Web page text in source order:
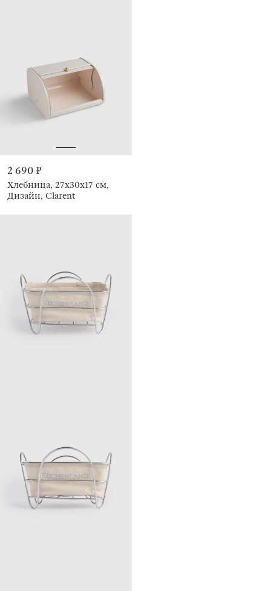
2 690 ₽
Хлебница, 27х30х17 см,
Дизайн, Clarent